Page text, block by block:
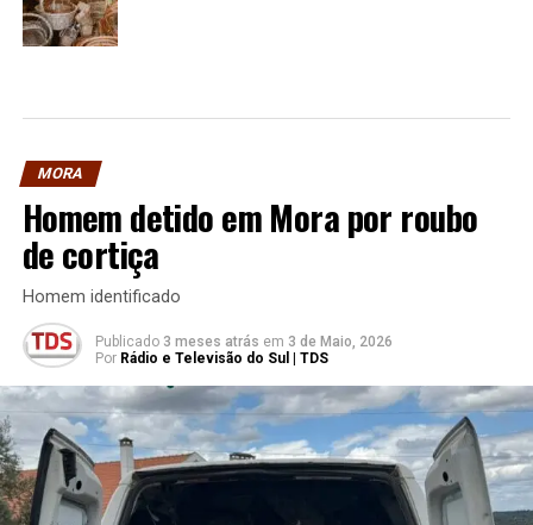
MORA
Homem detido em Mora por roubo
de cortiça
Homem identificado
Publicado 3 meses atrás em 3 de Maio, 2026
Por Rádio e Televisão do Sul | TDS